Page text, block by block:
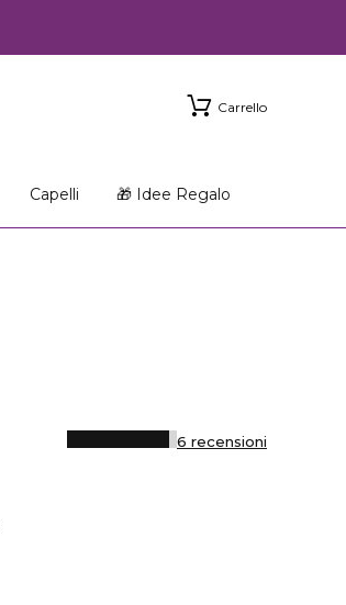
Carrello
Capelli 🎁 Idee Regalo
6 recensioni